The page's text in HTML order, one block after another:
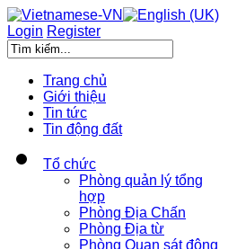
Login Register
Trang chủ
Giới thiệu
Tin tức
Tin động đất
Tổ chức
Phòng quản lý tổng
hợp
Phòng Địa Chấn
Phòng Địa từ
Phòng Quan sát động